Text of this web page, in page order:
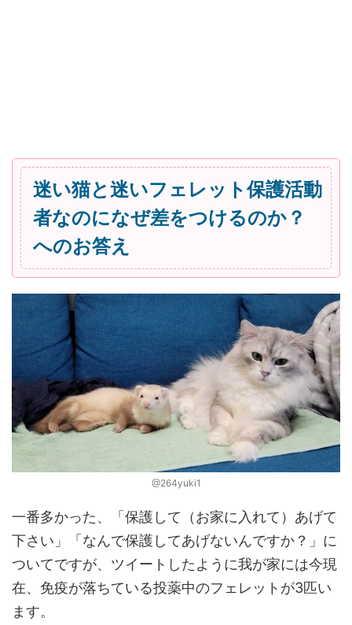
迷い猫と迷いフェレット保護活動
者なのになぜ差をつけるのか？
へのお答え
@264yuki1
一番多かった、「保護して（お家に入れて）あげて
下さい」「なんで保護してあげないんですか？」に
ついてですが、ツイートしたように我が家には今現
在、免疫が落ちている投薬中のフェレットが3匹い
ます。